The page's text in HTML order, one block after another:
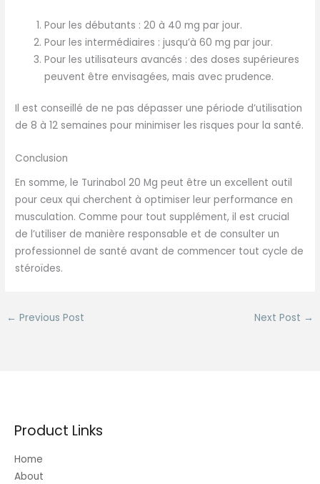
Pour les débutants : 20 à 40 mg par jour.
Pour les intermédiaires : jusqu’à 60 mg par jour.
Pour les utilisateurs avancés : des doses supérieures
peuvent être envisagées, mais avec prudence.
Il est conseillé de ne pas dépasser une période d’utilisation
de 8 à 12 semaines pour minimiser les risques pour la santé.
Conclusion
En somme, le Turinabol 20 Mg peut être un excellent outil
pour ceux qui cherchent à optimiser leur performance en
musculation. Comme pour tout supplément, il est crucial
de l’utiliser de manière responsable et de consulter un
professionnel de santé avant de commencer tout cycle de
stéroïdes.
← Previous Post Next Post →
Product Links
Home
About